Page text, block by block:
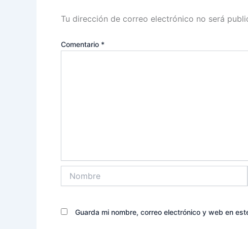
Tu dirección de correo electrónico no será
Comentario *
Guarda mi nombre, correo electrónico y web en